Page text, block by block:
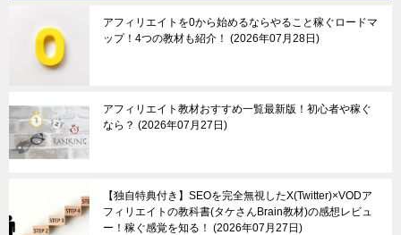
アフィリエイトを0から始めるならやること稼ぐロードマ
ップ！4つの教材も紹介！
2026年07月28日
アフィリエイト教材おすすめ一覧最新版！初心者や稼ぐ
なら？
2026年07月27日
【独自特典付き】SEOを完全無視したX(Twitter)×VODア
フィリエイトの教科書(タケさんBrain教材)の感想レビュ
ー！稼ぐ感覚を知る！
2026年07月27日